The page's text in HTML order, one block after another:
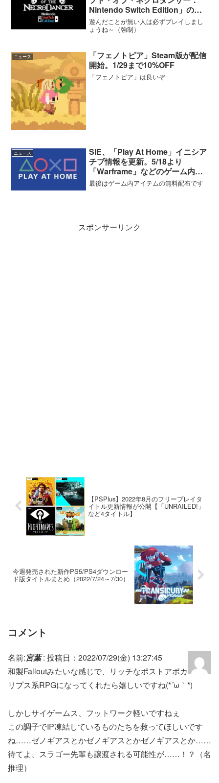
Nintendo Switch Edition」の配
信日が2月1日に決定
遊んだことが無い人は必ずプレイしまし
ょうね～（強制）
ニュース
「フェノトピア」Steam版が配信
開始。1/29まで10%OFF
「フェノトピア」は良いぞ
ニュース
SIE、「Play At Home」イニシア
チブ情報を更新。5/18より
「Warframe」などのゲーム内ア
イテムを無料配布へ
最後はゲーム内アイテムの無料配布です
スポンサーリンク
【PSPlus】2022年8月のフリープレイタ
イトル更新情報が公開【「UNRAILED!」
など4タイトル】
今週発売された新作PS5/PS4ダウンロー
ド版タイトルまとめ（2022/7/24～7/30）
コメント
名前:宮葉: 投稿日：2022/07/29(金) 13:27:45
和製Falloutみたいな感じで、リッチなポストアポカ
リプス系RPGになってくれたら嬉しいですね(*´ω｀*)
しかしサイゲームス、フットワーク軽いですねぇ
この調子でIP凍結しているものたちを救ってほしいです
ね……ゼノギアスとかゼノギアスとかゼノギアスとか……
待てよ、スラゴー先輩も譲渡される可能性が……！？（名
推理）